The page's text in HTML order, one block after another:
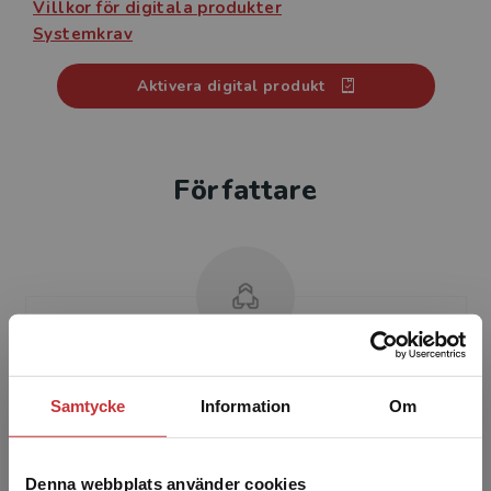
Samtycke Information Om
Denna webbplats använder cookies
Kompetens Företagsekonomi 2 Övningar Elevlicens
Digitalt säljs som enanvändarlicens och är giltig ett år
från aktiveringsdatum.
Villkor för digitala produkter
Systemkrav
Aktivera digital produkt
Författare
Jenny Rundgren MacRae